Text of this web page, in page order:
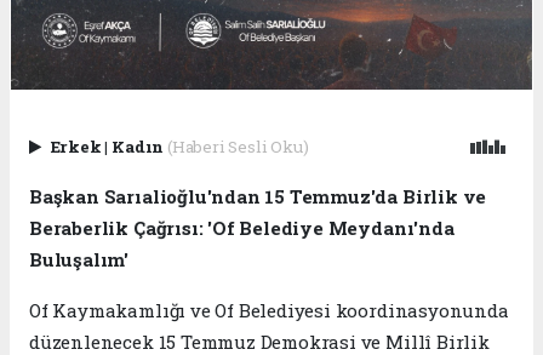
Erkek| Kadın (Haberi Sesli Oku)
Başkan Sarıalioğlu'ndan 15 Temmuz'da Birlik ve
Beraberlik Çağrısı: 'Of Belediye Meydanı'nda
Buluşalım'
Of Kaymakamlığı ve Of Belediyesi koordinasyonunda
düzenlenecek 15 Temmuz Demokrasi ve Millî Birlik